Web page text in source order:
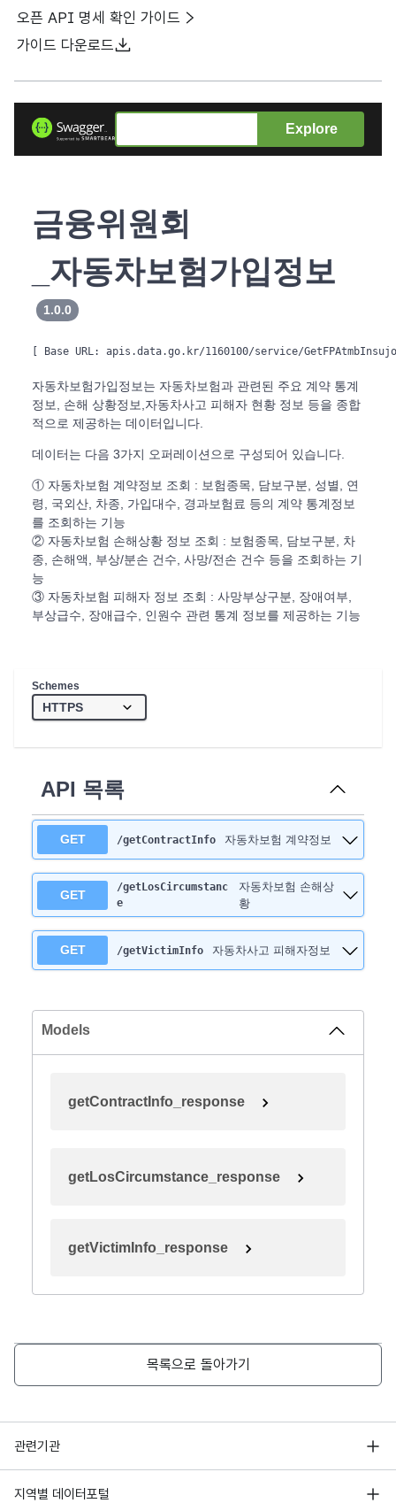
오픈 API 명세 확인 가이드
가이드 다운로드
Explore
금융위원회
_ 자동차보험가입정보
1.0.0
[ Base URL: apis.data.go.kr/1160100/service/
자동차보험가입정보는 자동차보험과 관련된 주요 계약 통계
정보, 손해 상황정보,자동차사고 피해자 현황 정보 등을 종합
적으로 제공하는 데이터입니다.
데이터는 다음 3가지 오퍼레이션으로 구성되어 있습니다.
① 자동차보험 계약정보 조회 : 보험종목, 담보구분, 성별, 연
령, 국외산, 차종, 가입대수, 경과보험료 등의 계약 통계정보
를 조회하는 기능
② 자동차보험 손해상황 정보 조회 : 보험종목, 담보구분, 차
종, 손해액, 부상/분손 건수, 사망/전손 건수 등을 조회하는 기
능
③ 자동차보험 피해자 정보 조회 : 사망부상구분, 장애여부,
부상급수, 장애급수, 인원수 관련 통계 정보를 제공하는 기능
Schemes
API 목록
GET /getContractInfo 자동차보험 계약정보
GET
/getLosCircumstanc
e
자동차보험 손해상
황
GET /getVictimInfo 자동차사고 피해자정보
Models
getContractInfo_response
getLosCircumstance_response
getVictimInfo_response
목록으로 돌아가기
관련기관
행정안전부
한국지능정보사회진흥원
지역별 데이터포털
서울 열린데이터광장